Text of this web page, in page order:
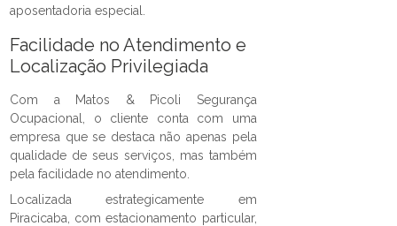
aposentadoria especial.
Facilidade no Atendimento e
Localização Privilegiada
Com a Matos & Picoli Segurança
Ocupacional, o cliente conta com uma
empresa que se destaca não apenas pela
qualidade de seus serviços, mas também
pela facilidade no atendimento.
Localizada estrategicamente em
Piracicaba, com estacionamento particular,